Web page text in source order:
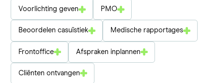
Voorlichting geven PMO
Beoordelen casuïstiek Medische rapportages
Frontoffice Afspraken inplannen
Cliënten ontvangen